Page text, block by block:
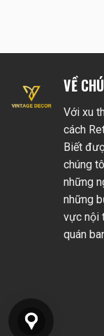
VỀ
Với xu
cách
Biết
chúng
những
những
vực nội
quán